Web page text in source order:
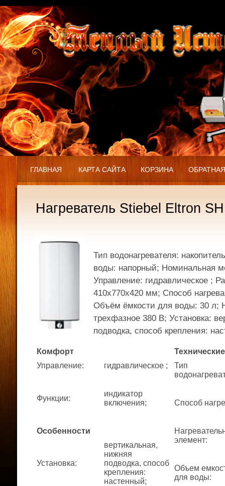
ГЛАВНАЯ КАРТА САЙТА КОРЗИНА
Нагреватель Stiebel Eltron
Тип водонагревателя:
воды: напорный; Номинальная
Управление: гидравлическое ;
410x770x420 мм; Способ
Объём ёмкости для воды: 30 л;
трехфазное 380 В; Установка:
подводка, способ крепления:
Комфорт
Управление: гидравлическое ;
Функции:
индикатор
включения;
Особенности
Установка:
вертикальная,
нижняя
подводка, способ
крепления:
настенный;
Тип
Способ
элемент:
Объем
для воды: